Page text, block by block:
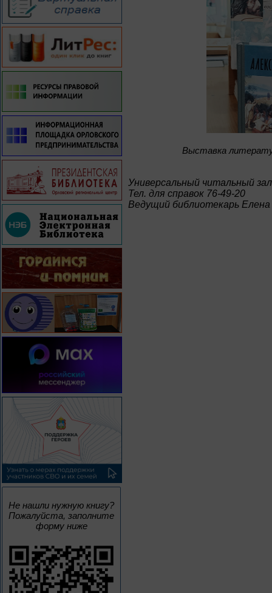
Не нашли нужную книгу?
Пожалуйста, заполните
форму ниже
Bыставка
Универсальный читальный зал
Тел. для справок 76-49-20
Ведущий библиотекарь Елена